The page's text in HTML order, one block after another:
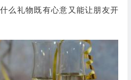
么礼物既有心意又能让朋友开